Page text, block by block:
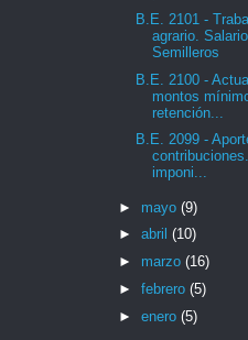
B.E. 2101 -
agrario.
Semilleros
B.E. 2100 -
montos
retención...
B.E. 2099 -
imponi...
► mayo (9)
► abril (10)
► marzo (16)
► febrero (5)
► enero (5)